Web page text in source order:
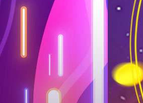
Log in
Top up